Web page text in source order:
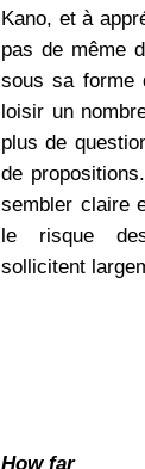
Kano, et à
pas de même
sous sa forme
loisir un
plus de
de
sembler claire
le risque
sollicitent
How far